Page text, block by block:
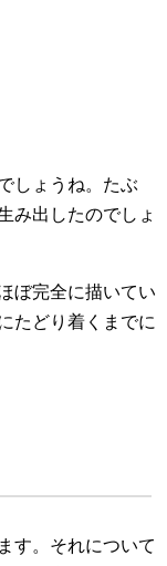
しょうね。たぶ
み出したのでしょ
ぼ完全に描いてい
たどり着くまでに
す。それについて